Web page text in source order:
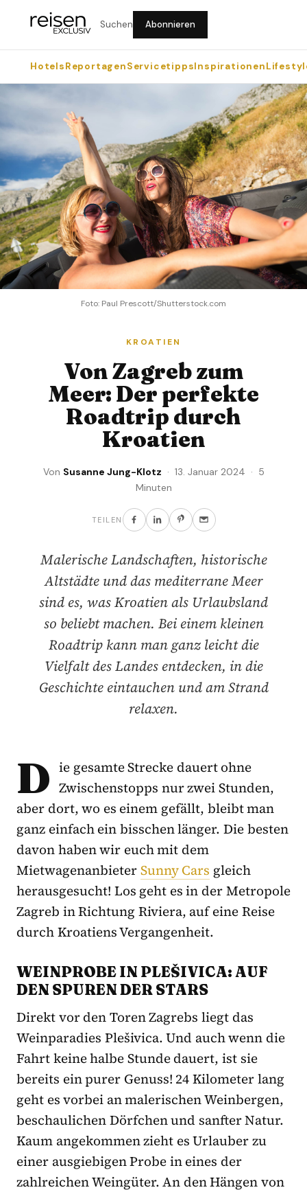
Suchen Abonnieren
HotelsReportagenServicetippsInspirationen
Foto: Paul Prescott/Shutterstock.com
KROATIEN
Von Zagreb zum
Meer: Der perfekte
Roadtrip durch
Kroatien
Von Susanne Jung-Klotz · 13. Januar 2024 · 5
Minuten
TEILEN
Malerische Landschaften, historische
Altstädte und das mediterrane Meer
sind es, was Kroatien als Urlaubsland
so beliebt machen. Bei einem kleinen
Roadtrip kann man ganz leicht die
Vielfalt des Landes entdecken, in die
Geschichte eintauchen und am Strand
relaxen.
D ie gesamte Strecke dauert ohne
Zwischenstopps nur zwei Stunden,
aber dort, wo es einem gefällt, bleibt man
ganz einfach ein bisschen länger. Die besten
davon haben wir euch mit dem
MietwagenanbieterSunny Cars gleich
herausgesucht! Los geht es in der Metropole
Zagreb in Richtung Riviera, auf eine Reise
durch Kroatiens Vergangenheit.
WEINPROBE IN PLEŠIVICA: AUF
DEN SPUREN DER STARS
Direkt vor den Toren Zagrebs liegt das
Weinparadies Plešivica. Und auch wenn die
Fahrt keine halbe Stunde dauert, ist sie
bereits ein purer Genuss! 24 Kilometer lang
geht es vorbei an malerischen Weinbergen,
beschaulichen Dörfchen und sanfter Natur.
Kaum angekommen zieht es Urlauber zu
einer ausgiebigen Probe in eines der
zahlreichen Weingüter. An den Hängen von